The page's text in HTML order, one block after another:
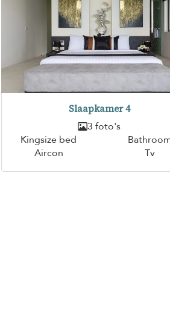
Slaapkamer 4
3 foto's
Kingsize bed
Aircon
Tv